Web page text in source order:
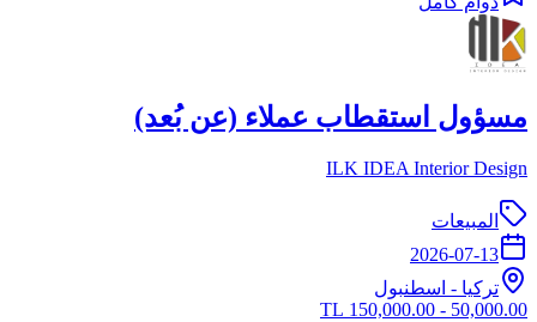
مسؤول استقطاب عملاء (عن بُعد)
ILK IDEA Interior Design
المبيعات
2026-07-13
تركيا - اسطنبول
50,000.00 - 150,000.00 TL